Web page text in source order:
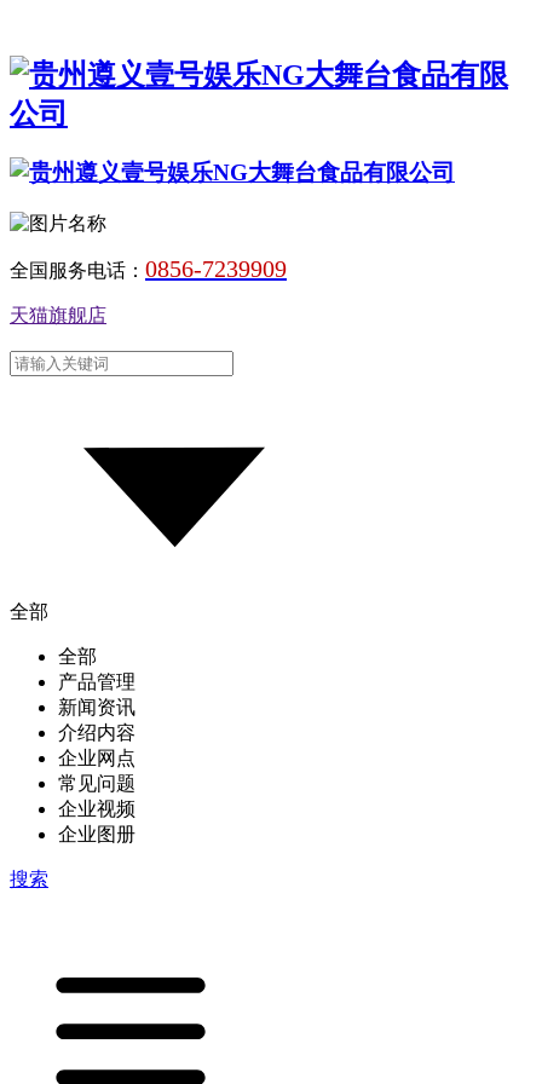
全国服务电话： 0856-7239909
天猫旗舰店
全部
全部
产品管理
新闻资讯
介绍内容
企业网点
常见问题
企业视频
企业图册
搜索